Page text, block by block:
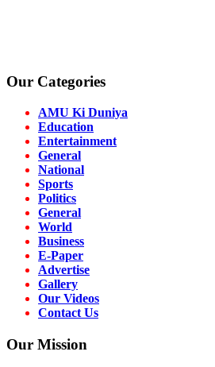
Our Categories
AMU Ki Duniya
Education
Entertainment
General
National
Sports
Politics
General
World
Business
E-Paper
Advertise
Gallery
Our Videos
Contact Us
Our Mission